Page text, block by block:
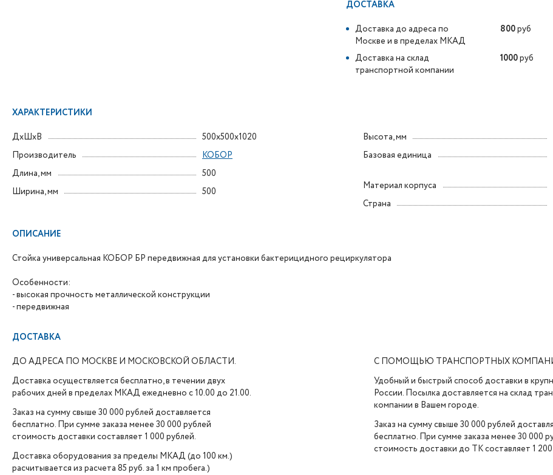
ДОСТАВКА
Доставка до адреса по
Москве и в пределах МКАД
800руб
Доставка на склад
транспортной компании
1000руб
ХАРАКТЕРИСТИКИ
ДxШxВ
500x500x1020
Производитель
КОБОР
Длина, мм
500
Ширина, мм
500
Высота, мм
Базовая единица
Материал корпуса
Страна
ОПИСАНИЕ
Стойка универсальная КОБОР БР передвижная для установки бактерицидного рециркулятора
Особенности:
- высокая прочность металлической конструкции
- передвижная
ДОСТАВКА
ДО АДРЕСА ПО МОСКВЕ И МОСКОВСКОЙ ОБЛАСТИ.
Доставка осуществляется бесплатно, в течении двух
рабочих дней в пределах МКАД ежедневно с 10.00 до 21.00.
Заказ на сумму свыше 30 000 рублей доставляется
бесплатно. При сумме заказа менее 30 000 рублей
стоимость доставки составляет 1 000 рублей.
Доставка оборудования за пределы МКАД (до 100 км.)
расчитывается из расчета 85 руб. за 1 км пробега.)
С ПОМОЩЬЮ ТРАНСПОРТНЫХ
Удобный и быстрый способ доставки в
России. Посылка доставляется на склад
компании в Вашем городе.
Заказ на сумму свыше 30 000 рублей
бесплатно. При сумме заказа менее 30 000
стоимость доставки до ТК составляет 1